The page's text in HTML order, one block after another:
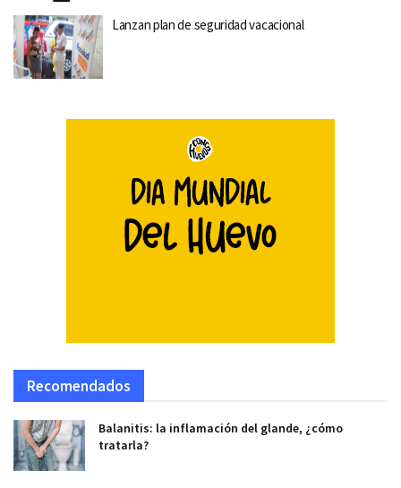
Lanzan plan de seguridad vacacional
Recomendados
Balanitis: la inflamación del glande, ¿cómo
tratarla?